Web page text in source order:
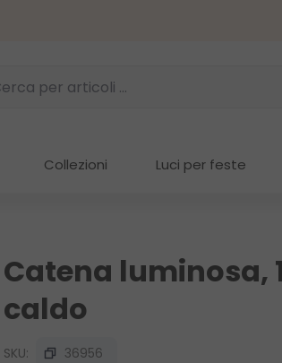
Collezioni Luci per feste
Catena luminosa,
caldo
SKU:
36956